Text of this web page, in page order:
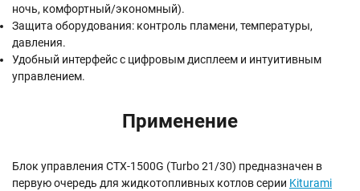
ночь, комфортный/экономный).
Защита оборудования: контроль пламени, температуры,
давления.
Удобный интерфейс с цифровым дисплеем и интуитивным
управлением.
Применение
Блок управления CTX-1500G (Turbo 21/30) предназначен в
первую очередь для жидкотопливных котлов серии Kiturami